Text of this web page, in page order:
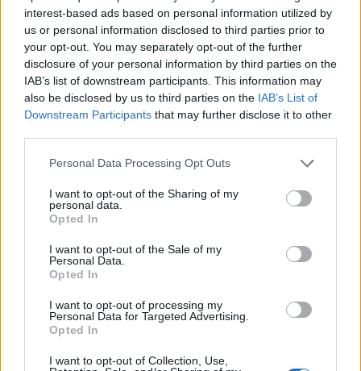
interest-based ads based on personal information utilized by
us or personal information disclosed to third parties prior to
your opt-out. You may separately opt-out of the further
disclosure of your personal information by third parties on the
IAB’s list of downstream participants. This information may
also be disclosed by us to third parties on the IAB’s List of
Downstream Participants that may further disclose it to other
Personal Data Processing Opt Outs
I want to opt-out of the Sharing of my
personal data.
Opted In
I want to opt-out of the Sale of my
Personal Data.
Opted In
I want to opt-out of processing my
Personal Data for Targeted Advertising.
Opted In
I want to opt-out of Collection, Use,
gyengék..belesültek.
magyarpéter és a tisza kormány
2026. 07. 30. 22:19
#343
Demagógia. Bar ertelmes a faszi. Az ügyfeleknek sem tartottak
fegyvert a fejéhez felvegye szabad felhasználású jelzalog chf
hitelt. Berakja questor papirba és elutazza és vegyen új autót.
Csak tisztazás véget az szdsz komcsi kormány húzta be
bankokkal. Egy parancsot kaptak
Kvezetni szektoradót. Az eu orbanék ellen hozta a chf hiteles
MOLly tulajok topikja
Dax shortom van mesüge. Koncentralj kicsit.
MOLly tulajok topikja
2026. 07. 30. 14:51